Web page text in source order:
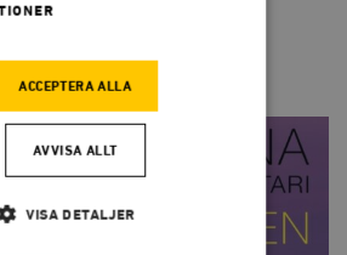
också…
ACCEPTERA ALLA
AVVISA ALLT
VISA DETALJER